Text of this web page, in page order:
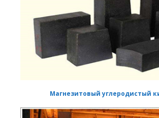
Магнезитовый углеродистый